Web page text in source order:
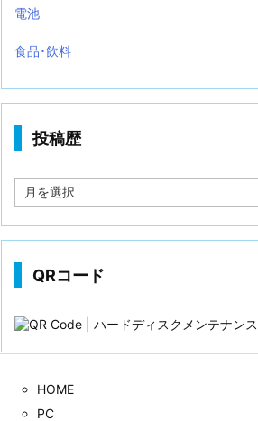
電池
食品･飲料
投稿歴
稿
QRコード
HOME
PC